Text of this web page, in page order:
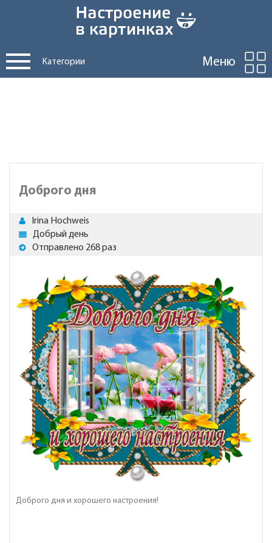
Категории Меню
Доброго дня
Irina Hochweis
Добрый день
Отправлено 268 раз
Доброго дня и хорошего настроения!